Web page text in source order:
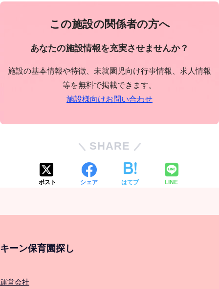
この施設の関係者の方へ
あなたの施設情報を充実させませんか？
施設の基本情報や特徴、未就園児向け行事情報、求人情報
等を無料で掲載できます。
施設様向けお問い合わせ
SHARE
ポスト シェア はてブ LINE
キーン保育園探し
運営会社